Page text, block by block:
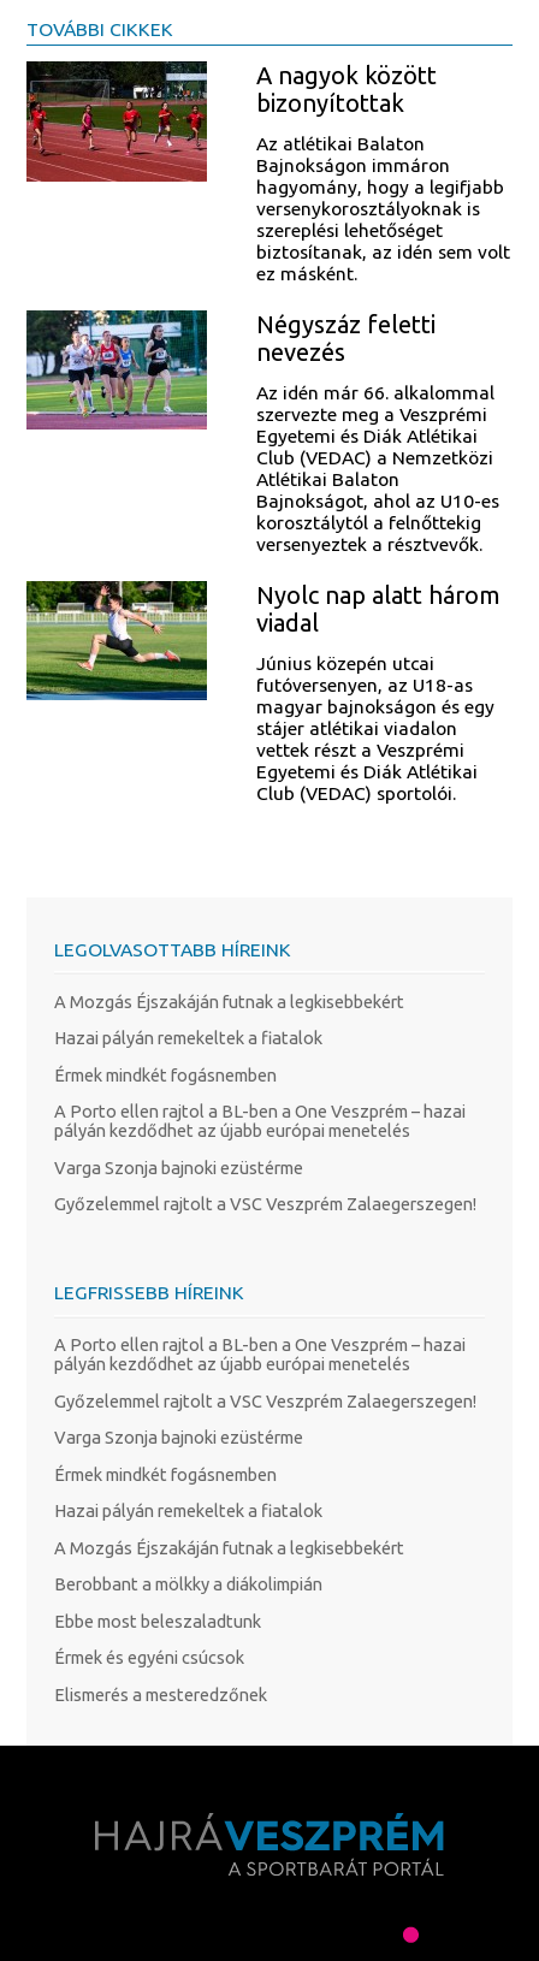
TOVÁBBI CIKKEK
A nagyok között
bizonyítottak
Az atlétikai Balaton
Bajnokságon immáron
hagyomány, hogy a legifjabb
versenykorosztályoknak is
szereplési lehetőséget
biztosítanak, az idén sem volt
ez másként.
Négyszáz feletti
nevezés
Az idén már 66. alkalommal
szervezte meg a Veszprémi
Egyetemi és Diák Atlétikai
Club (VEDAC) a Nemzetközi
Atlétikai Balaton
Bajnokságot, ahol az U10-es
korosztálytól a felnőttekig
versenyeztek a résztvevők.
Nyolc nap alatt három
viadal
Június közepén utcai
futóversenyen, az U18-as
magyar bajnokságon és egy
stájer atlétikai viadalon
vettek részt a Veszprémi
Egyetemi és Diák Atlétikai
Club (VEDAC) sportolói.
LEGOLVASOTTABB HÍREINK
A Mozgás Éjszakáján futnak a legkisebbekért
Hazai pályán remekeltek a fiatalok
Érmek mindkét fogásnemben
A Porto ellen rajtol a BL-ben a One Veszprém – hazai
pályán kezdődhet az újabb európai menetelés
Varga Szonja bajnoki ezüstérme
Győzelemmel rajtolt a VSC Veszprém Zalaegerszegen!
LEGFRISSEBB HÍREINK
A Porto ellen rajtol a BL-ben a One Veszprém – hazai
pályán kezdődhet az újabb európai menetelés
Győzelemmel rajtolt a VSC Veszprém Zalaegerszegen!
Varga Szonja bajnoki ezüstérme
Érmek mindkét fogásnemben
Hazai pályán remekeltek a fiatalok
A Mozgás Éjszakáján futnak a legkisebbekért
Berobbant a mölkky a diákolimpián
Ebbe most beleszaladtunk
Érmek és egyéni csúcsok
Elismerés a mesteredzőnek